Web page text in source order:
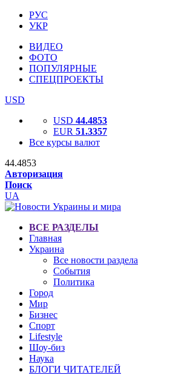
РУС
УКР
ВИДЕО
ФОТО
ПОПУЛЯРНЫЕ
СПЕЦПРОЕКТЫ
USD
USD 44.4853
EUR 51.3357
Все курсы валют
44.4853
Авторизация
Поиск
UA
ВСЕ РАЗДЕЛЫ
Главная
Украина
Все новости раздела
События
Политика
Город
Мир
Бизнес
Спорт
Lifestyle
Шоу-биз
Наука
БЛОГИ ЧИТАТЕЛЕЙ